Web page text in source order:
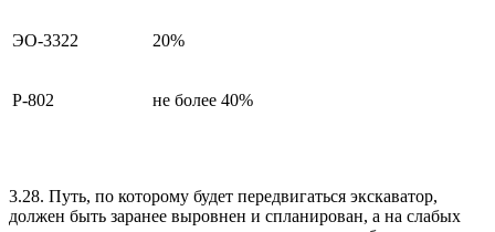
ЭО-3322 20%
Р-802 не более 40%
3.28. Путь, по которому будет передвигаться экскаватор,
должен быть заранее выровнен и спланирован, а на слабых